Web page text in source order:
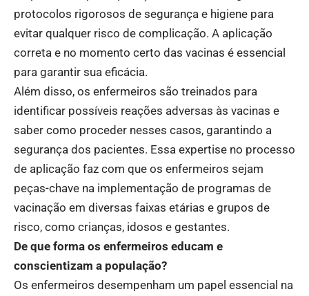
protocolos rigorosos de segurança e higiene para
evitar qualquer risco de complicação. A aplicação
correta e no momento certo das vacinas é essencial
para garantir sua eficácia.
Além disso, os enfermeiros são treinados para
identificar possíveis reações adversas às vacinas e
saber como proceder nesses casos, garantindo a
segurança dos pacientes. Essa expertise no processo
de aplicação faz com que os enfermeiros sejam
peças-chave na implementação de programas de
vacinação em diversas faixas etárias e grupos de
risco, como crianças, idosos e gestantes.
De que forma os enfermeiros educam e
conscientizam a população?
Os enfermeiros desempenham um papel essencial na